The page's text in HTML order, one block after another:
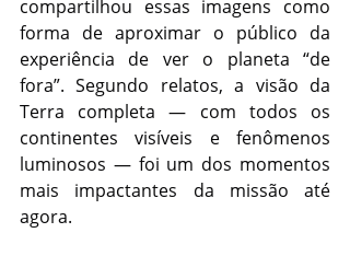
compartilhou essas imagens como
forma de aproximar o público da
experiência de ver o planeta “de
fora”. Segundo relatos, a visão da
Terra completa — com todos os
continentes visíveis e fenômenos
luminosos — foi um dos momentos
mais impactantes da missão até
agora.